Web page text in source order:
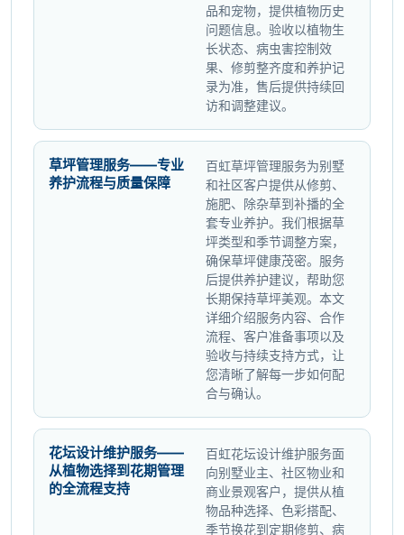
品和宠物，提供植物历史
问题信息。验收以植物生
长状态、病虫害控制效
果、修剪整齐度和养护记
录为准，售后提供持续回
访和调整建议。
草坪管理服务——专业
养护流程与质量保障
百虹草坪管理服务为别墅
和社区客户提供从修剪、
施肥、除杂草到补播的全
套专业养护。我们根据草
坪类型和季节调整方案，
确保草坪健康茂密。服务
后提供养护建议，帮助您
长期保持草坪美观。本文
详细介绍服务内容、合作
流程、客户准备事项以及
验收与持续支持方式，让
您清晰了解每一步如何配
合与确认。
花坛设计维护服务——
从植物选择到花期管理
的全流程支持
百虹花坛设计维护服务面
向别墅业主、社区物业和
商业景观客户，提供从植
物品种选择、色彩搭配、
季节换花到定期修剪、病